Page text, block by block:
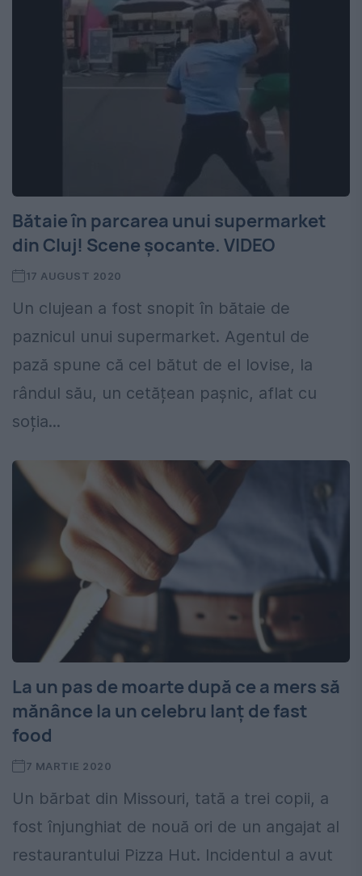
Bătaie în parcarea unui supermarket
din Cluj! Scene șocante. VIDEO
17 AUGUST 2020
Un clujean a fost snopit în bătaie de
paznicul unui supermarket. Agentul de
pază spune că cel bătut de el lovise, la
rândul său, un cetățean pașnic, aflat cu
soția...
La un pas de moarte după ce a mers să
mănânce la un celebru lanț de fast
food
7 MARTIE 2020
Un bărbat din Missouri, tată a trei copii, a
fost înjunghiat de nouă ori de un angajat al
restaurantului Pizza Hut. Incidentul a avut